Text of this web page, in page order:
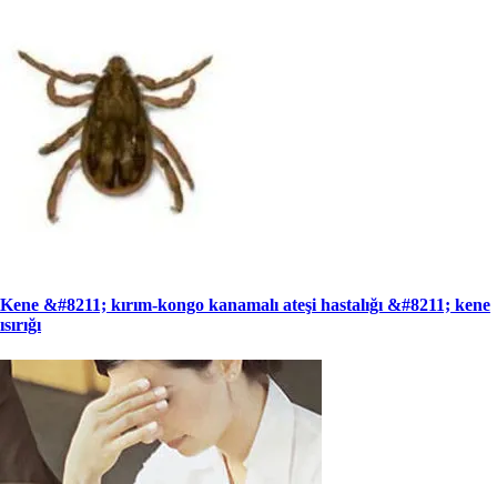
Kene &#8211; kırım-kongo kanamalı ateşi hastalığı &#8211; kene
ısırığı